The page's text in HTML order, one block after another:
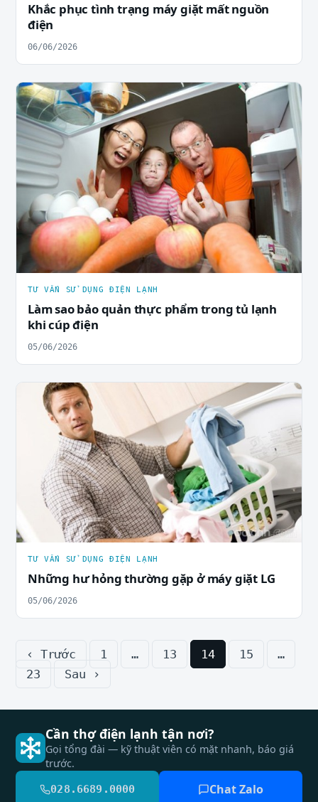
Khắc phục tình trạng máy giặt mất nguồn
điện
06/06/2026
TƯ VẤN SỬ DỤNG ĐIỆN LẠNH
Làm sao bảo quản thực phẩm trong tủ lạnh
khi cúp điện
05/06/2026
TƯ VẤN SỬ DỤNG ĐIỆN LẠNH
Những hư hỏng thường gặp ở máy giặt LG
05/06/2026
‹ Trước 1 … 13 14 15
…
23
Sau ›
Cần thợ điện lạnh tận nơi?
Gọi tổng đài — kỹ thuật viên có mặt nhanh, báo giá
trước.
028.6689.0000 Chat Zalo